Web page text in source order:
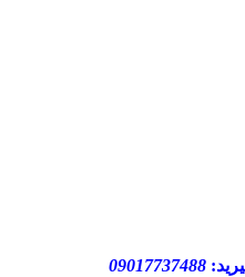
09017737488